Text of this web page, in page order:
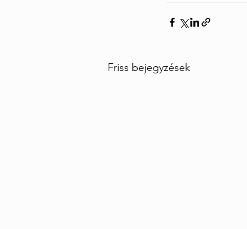
Friss bejegyzések